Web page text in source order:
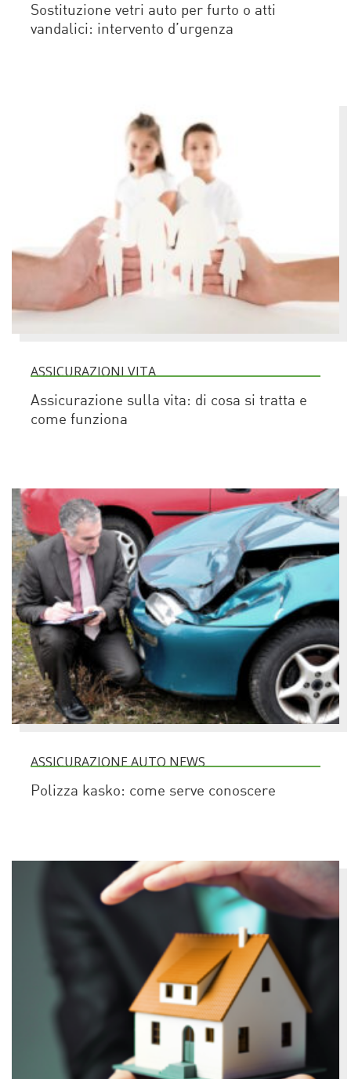
Sostituzione vetri auto per furto o atti
vandalici: intervento d’urgenza
ASSICURAZIONI VITA
Assicurazione sulla vita: di cosa si tratta e
come funziona
ASSICURAZIONE AUTO NEWS
Polizza kasko: come serve conoscere